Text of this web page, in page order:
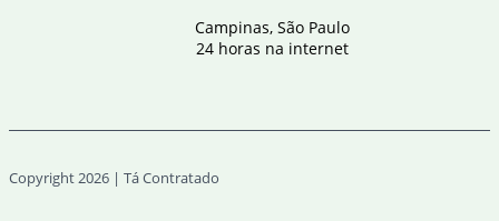
Campinas, São Paulo
24 horas na internet
Copyright 2026 | Tá Contratado